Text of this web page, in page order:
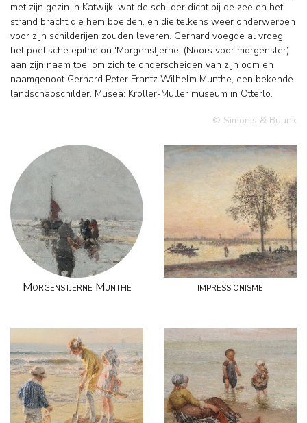
met zijn gezin in Katwijk, wat de schilder dicht bij de zee en het
strand bracht die hem boeiden, en die telkens weer onderwerpen
voor zijn schilderijen zouden leveren. Gerhard voegde al vroeg
het poëtische epitheton 'Morgenstjerne' (Noors voor morgenster)
aan zijn naam toe, om zich te onderscheiden van zijn oom en
naamgenoot Gerhard Peter Frantz Wilhelm Munthe, een bekende
landschapschilder. Musea: Kröller-Müller museum in Otterlo.
© Simonis & Buunk
Morgenstjerne Munthe impressionisme